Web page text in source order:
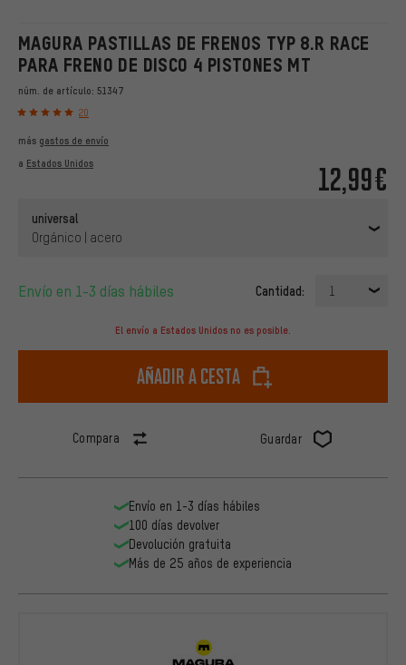
MAGURA PASTILLAS DE FRENOS TYP 8.R RACE
PARA FRENO DE DISCO 4 PISTONES MT
núm. de artículo: 51347
20
12,99€
más gastos de envío
a Estados Unidos
universal
Orgánico | acero
Envío en 1-3 días hábiles Cantidad: 1
El envío a Estados Unidos no es posible.
Añadir a cesta
Compara Guardar
Envío en 1-3 días hábiles
100 días devolver
Devolución gratuita
Más de 25 años de experiencia